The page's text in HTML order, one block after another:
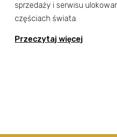
sprzedaży i serwisu
częściach świata.
Przeczytaj więcej